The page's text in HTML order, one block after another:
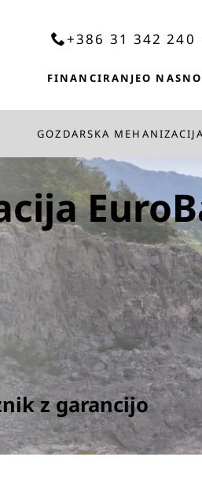
+386 31 342 240
FINANCIRANJEO NAS
GOZDARSKA
z garancijo